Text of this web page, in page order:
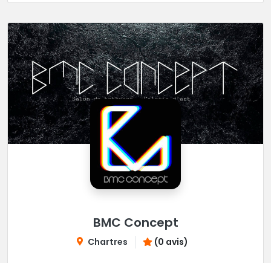
BMC Concept
Chartres (0 avis)